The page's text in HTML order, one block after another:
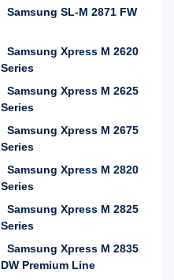
Samsung SL-M 2871 FW
Samsung Xpress M 2620
Series
Samsung Xpress M 2625
Series
Samsung Xpress M 2675
Series
Samsung Xpress M 2820
Series
Samsung Xpress M 2825
Series
Samsung Xpress M 2835
DW Premium Line